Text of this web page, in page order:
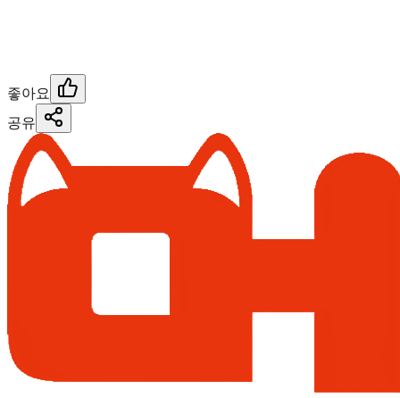
좋아요
공유